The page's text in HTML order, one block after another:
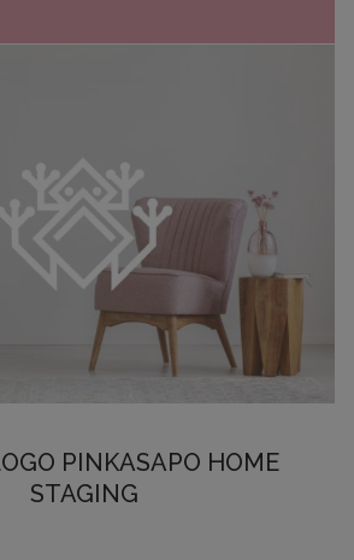
PINKASAPO HOME
STAGING